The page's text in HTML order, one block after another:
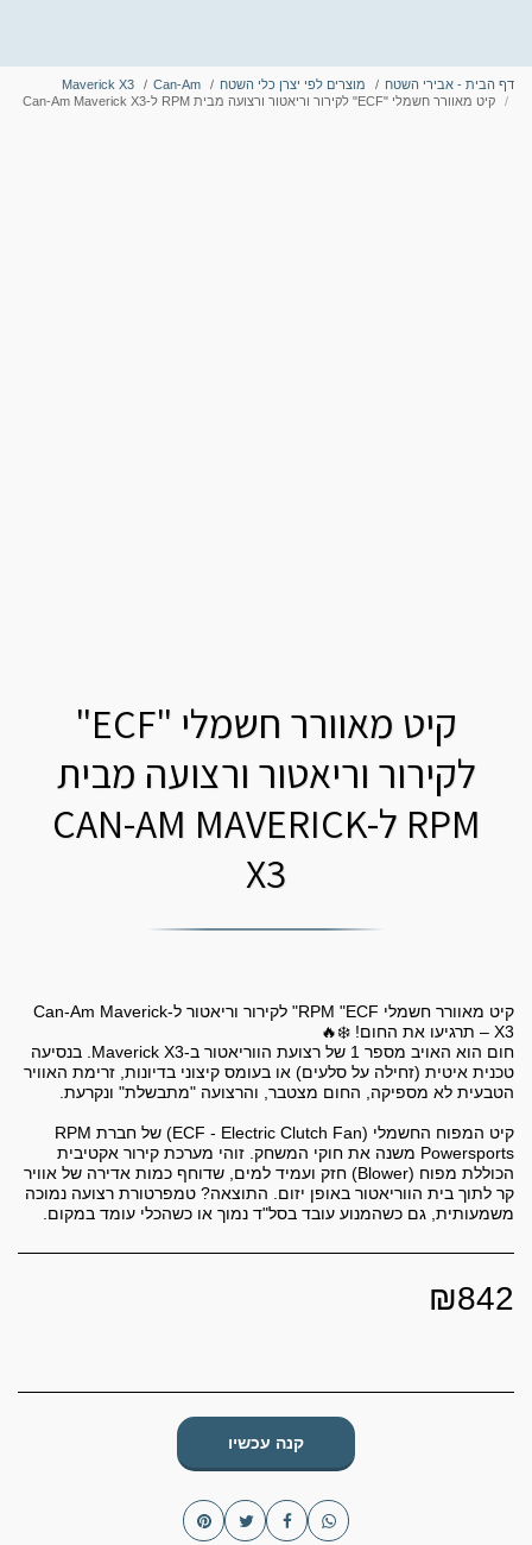
דף הבית - אבירי השטח מוצרים לפי יצרן כלי השטח Can-Am
Maverick X3
קיט מאוורר חשמלי "ECF" לקירור וריאטור ורצועה מבית RPM ל-Can-Am Maverick X3
קיט מאוורר חשמלי "ECF"
לקירור וריאטור ורצועה מבית
RPM ל-CAN-AM MAVERICK
X3
קיט מאוורר חשמלי RPM "ECF" לקירור וריאטור ל-Can-Am Maverick
חום הוא האויב מספר 1 של רצועת הווריאטור ב-Maverick X3. בנסיעה
טכנית איטית (זחילה על סלעים) או בעומס קיצוני בדיונות, זרימת האוויר
קיט המפוח החשמלי (ECF - Electric Clutch Fan) של חברת RPM
Powersports משנה את חוקי המשחק. זוהי מערכת קירור אקטיבית
הכוללת מפוח (Blower) חזק ועמיד למים, שדוחף כמות אדירה של אוויר
קר לתוך בית הווריאטור באופן יזום. התוצאה? טמפרטורת רצועה נמוכה
משמעותית, גם כשהמנוע עובד בסל"ד נמוך או כשהכלי עומד במקום.
₪842
קנה עכשיו